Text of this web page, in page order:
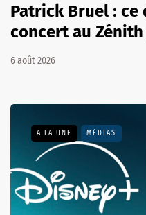
Patrick Bruel : ce
concert au
6 août 2026
A LA UNE MÉDIAS